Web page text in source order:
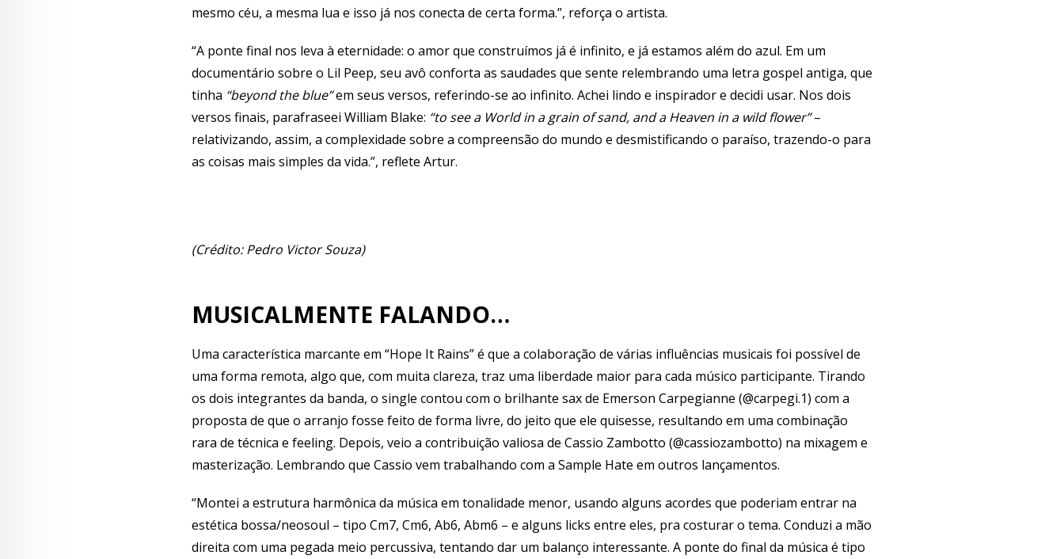
mesmo céu, a mesma lua e isso já nos conecta de certa forma.”, reforça o artista.
“A ponte final nos leva à eternidade: o amor que construímos já é infinito, e já estamos além do azul. Em um
documentário sobre o Lil Peep, seu avô conforta as saudades que sente relembrando uma letra gospel antiga, que
tinha “beyond the blue”em seus versos, referindo-se ao infinito. Achei lindo e inspirador e decidi usar. Nos dois
versos finais, parafraseei William Blake: “to see a World in a grain of sand, and a Heaven in a wild flower”–
relativizando, assim, a complexidade sobre a compreensão do mundo e desmistificando o paraíso, trazendo-o para
as coisas mais simples da vida.”, reflete Artur.
(Crédito: Pedro Victor Souza)
MUSICALMENTE FALANDO…
Uma característica marcante em “Hope It Rains” é que a colaboração de várias influências musicais foi possível de
uma forma remota, algo que, com muita clareza, traz uma liberdade maior para cada músico participante. Tirando
os dois integrantes da banda, o single contou com o brilhante sax de Emerson Carpegianne (@carpegi.1) com a
proposta de que o arranjo fosse feito de forma livre, do jeito que ele quisesse, resultando em uma combinação
rara de técnica e feeling. Depois, veio a contribuição valiosa de Cassio Zambotto (@cassiozambotto) na mixagem e
masterização. Lembrando que Cassio vem trabalhando com a Sample Hate em outros lançamentos.
“Montei a estrutura harmônica da música em tonalidade menor, usando alguns acordes que poderiam entrar na
estética bossa/neosoul – tipo Cm7, Cm6, Ab6, Abm6 – e alguns licks entre eles, pra costurar o tema. Conduzi a mão
direita com uma pegada meio percussiva, tentando dar um balanço interessante. A ponte do final da música é tipo